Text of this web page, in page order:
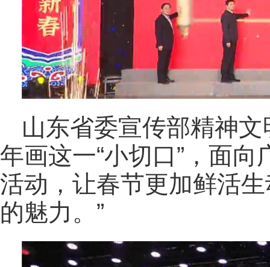
山东省委宣传部精神
年画这一“小切口”，面
活动，让春节更加鲜活
的魅力。”